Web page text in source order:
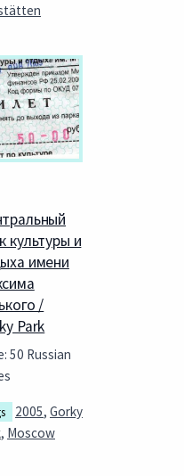
культуры и
имени
/
Park
50 Russian
2005, Gorky
, Moscow